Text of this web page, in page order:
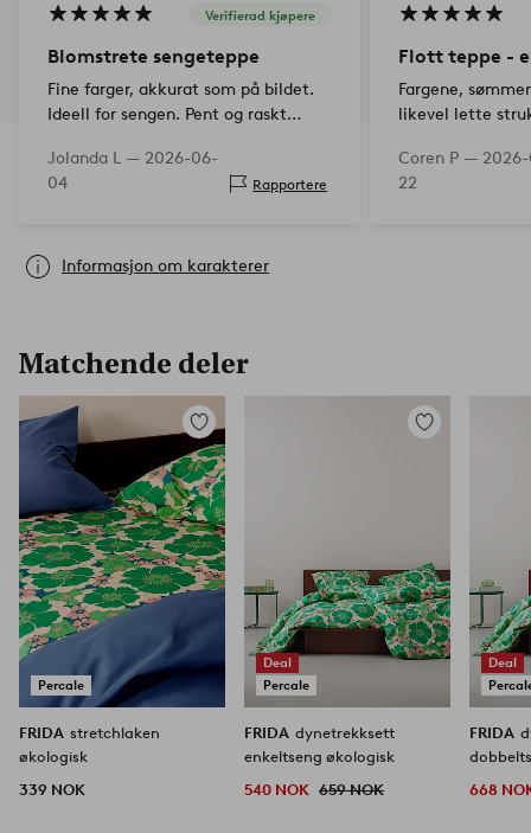
Verifierad kjøpere
Blomstrete sengeteppe
Fine farger, akkurat som på bildet.
Ideell for sengen. Pent og raskt
Jolanda L — 2026-06-
04
Rapportere
Flott teppe -
Fargene,
likevel lette
Coren P —
22
Informasjon om karakterer
Matchende deler
Percale
Legg
til
favoritter
FRIDA stretchlaken
økologisk
339 NOK
Deal
Percale
Legg
FRIDA dynetrekksett
enkeltseng økologisk
540 NOK 659 NOK
Deal
FRIDA
668